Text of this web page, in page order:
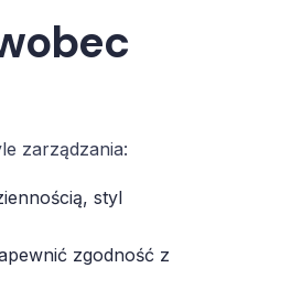
zarządzania:
styl
zgodność z